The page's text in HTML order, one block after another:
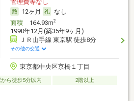
管理費等なし
12ヶ月
なし
面積164.93m2
1990年12月(築35年9ヶ月)
ＪＲ山手線 東京駅 徒歩8分
その他の交通
東京都中央区京橋１丁目
から徒歩5分以内
2階以上